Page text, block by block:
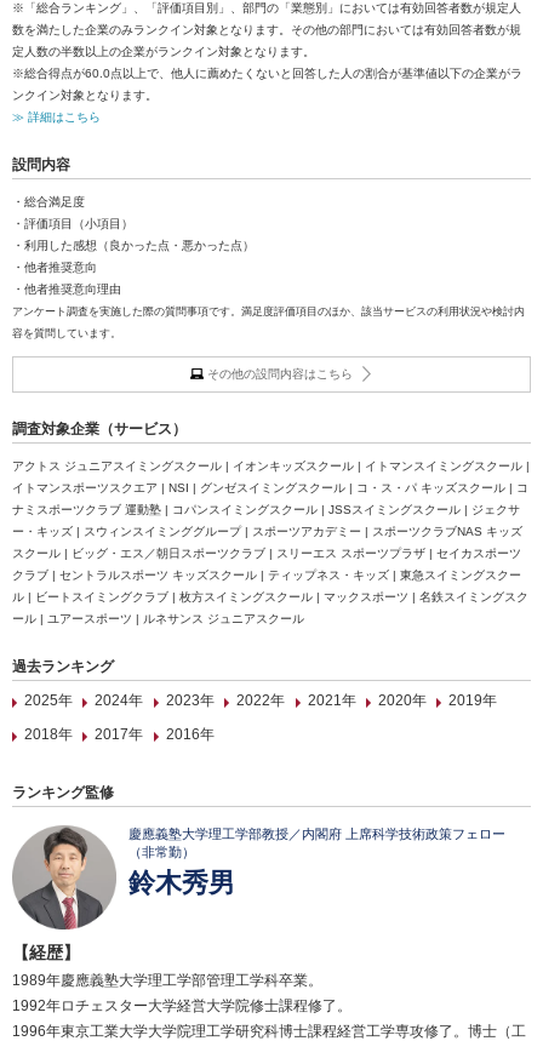
※「総合ランキング」、「評価項目別」、部門の「業態別」においては有効回答者数が規定人
数を満たした企業のみランクイン対象となります。その他の部門においては有効回答者数が規
定人数の半数以上の企業がランクイン対象となります。
※総合得点が60.0点以上で、他人に薦めたくないと回答した人の割合が基準値以下の企業がラ
ンクイン対象となります。
≫ 詳細はこちら
設問内容
・総合満足度
・評価項目（小項目）
・利用した感想（良かった点・悪かった点）
・他者推奨意向
・他者推奨意向理由
アンケート調査を実施した際の質問事項です。満足度評価項目のほか、該当サービスの利用状況や検討内
容を質問しています。
その他の設問内容はこちら
調査対象企業（サービス）
アクトス ジュニアスイミングスクール | イオンキッズスクール | イトマンスイミングスクール |
イトマンスポーツスクエア | NSI | グンゼスイミングスクール | コ・ス・パ キッズスクール | コ
ナミスポーツクラブ 運動塾 | コパンスイミングスクール | JSSスイミングスクール | ジェクサ
ー・キッズ | スウィンスイミンググループ | スポーツアカデミー | スポーツクラブNAS キッズ
スクール | ビッグ・エス／朝日スポーツクラブ | スリーエス スポーツプラザ | セイカスポーツ
クラブ | セントラルスポーツ キッズスクール | ティップネス・キッズ | 東急スイミングスクー
ル | ビートスイミングクラブ | 枚方スイミングスクール | マックスポーツ | 名鉄スイミングスク
ール | ユアースポーツ | ルネサンス ジュニアスクール
過去ランキング
2025年
2024年 2023年 2022年 2021年 2020年
2019年
2018年
2017年 2016年
ランキング監修
慶應義塾大学理工学部教授／内閣府 上席科学技術政策フェロー
（非常勤）
鈴木秀男
【経歴】
1989年慶應義塾大学理工学部管理工学科卒業。
1992年ロチェスター大学経営大学院修士課程修了。
1996年東京工業大学大学院理工学研究科博士課程経営工学専攻修了。博士（工